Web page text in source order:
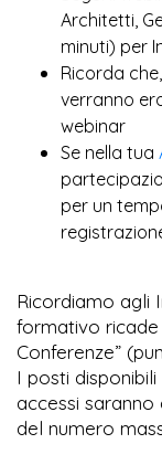
Architetti,
minuti) per
Ricorda
verranno
webinar
Se nella tua
per un
Ricordiamo agli
formativo ricade
Conferenze”
I posti disponibili
accessi
del numero